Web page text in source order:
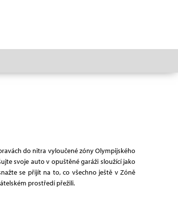
do nitra vyloučené zóny Olympijského
svoje auto v opuštěné garáži sloužící jako
se přijít na to, co všechno ještě v Zóně
prostředí přežili.